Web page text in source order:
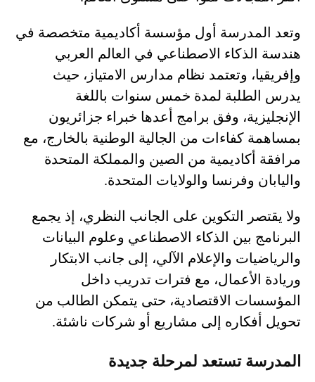
وتعد المدرسة أول مؤسسة أكاديمية متخصصة في
هندسة الذكاء الاصطناعي في العالم العربي
وإفريقيا، وتعتمد نظام مدارس الامتياز، حيث
يدرس الطلبة لمدة خمس سنوات باللغة
الإنجليزية، وفق برامج أعدها خبراء جزائريون
بمساهمة كفاءات من الجالية الوطنية بالخارج، مع
مرافقة أكاديمية من الصين والمملكة المتحدة
واليابان وفرنسا والولايات المتحدة.
ولا يقتصر التكوين على الجانب النظري، إذ يجمع
البرنامج بين الذكاء الاصطناعي وعلوم البيانات
والرياضيات والإعلام الآلي، إلى جانب الابتكار
وريادة الأعمال، مع فترات تدريب داخل
المؤسسات الاقتصادية، حتى يتمكن الطالب من
تحويل أفكاره إلى مشاريع أو شركات ناشئة.
المدرسة تستعد لمرحلة جديدة